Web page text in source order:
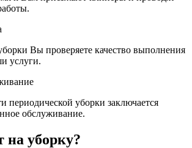
Вы проверяете качество выполнения
услуги.
периодической уборки заключается
обслуживание.
на уборку?